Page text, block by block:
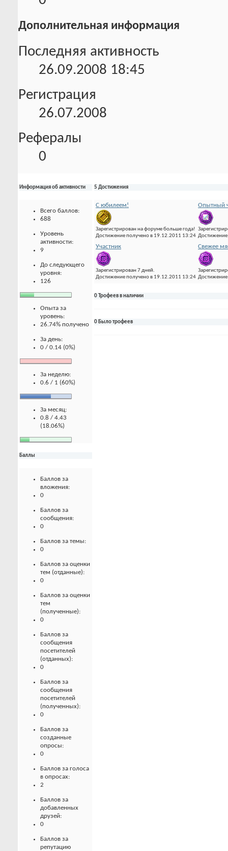
Дополнительная информация
Последняя активность
26.09.2008 18:45
Регистрация
26.07.2008
Рефералы
0
Информация об активности
Всего баллов:
688
Уровень
активности:
9
До следующего
уровня:
126
Опыта за
уровень:
26.74% получено
За день:
0 / 0.14 (0%)
За неделю:
0.6 / 1 (60%)
За месяц:
0.8 / 4.43
(18.06%)
Баллы
Баллов за
вложения:
0
Баллов за
сообщения:
0
Баллов за темы:
0
Баллов за оценки
тем (отданные):
0
Баллов за оценки
тем
(полученные):
0
Баллов за
сообщения
посетителей
(отданных):
0
Баллов за
сообщения
посетителей
(полученных):
0
Баллов за
созданные
опросы:
0
Баллов за голоса
в опросах:
2
Баллов за
добавленных
друзей:
0
Баллов за
репутацию
5 Достижения
С юбилеем!
Зарегистрирован на форуме больше года!
Достижение получено в 19.12.2011 13:24
Опытный
Участник
Зарегистрирован 7 дней.
Достижение получено в 19.12.2011 13:24
Свежее
0 Трофеев в наличии
0 Было трофеев